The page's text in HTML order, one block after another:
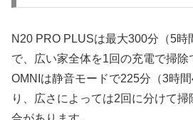
N20 PRO PLUSは最大300分（5時
で、広い家全体を1回の充電で掃
OMNIは静音モードで225分（3時
り、広さによっては2回に分けて